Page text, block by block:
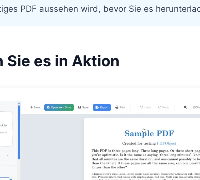
PDF aussehen wird, bevor Sie es
Sie es in Aktion